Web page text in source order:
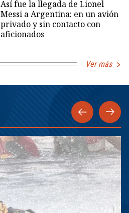
Así fue la llegada de Lionel
Messi a Argentina: en un avión
privado y sin contacto con
aficionados
Ver más